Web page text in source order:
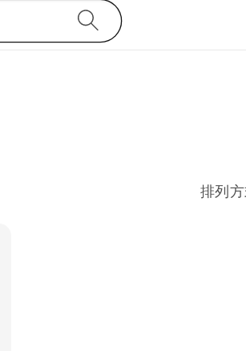
排列